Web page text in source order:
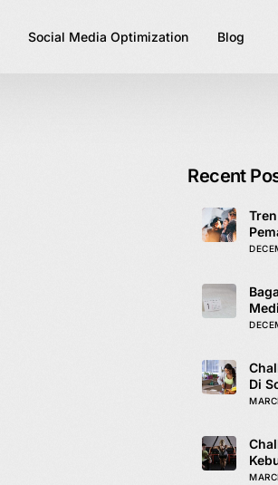
Social Media Optimization Blog
Recent
Di